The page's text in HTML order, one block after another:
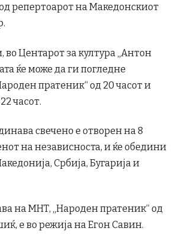
репертоарот на Македонскиот
во Центарот за култура „Антон
ќе може да ги погледне
пратеник“ од 20 часот и
часот.
свечено е отворен на 8
на независноста, и ќе обедини
Србија, Бугарија и
на МНТ, „Народен пратеник“ од
е во режија на Егон Савин.